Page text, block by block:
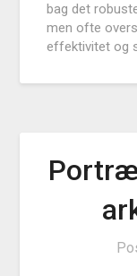
bag det
men ofte
effektivitet og